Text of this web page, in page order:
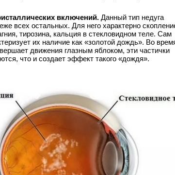
включений. Данный тип недуга
всех остальных. Для него характерно
тирозина, кальция в стекловидном теле. Сам
их наличие как «золотой дождь». Во
движения глазным яблоком, эти частички
что и создает эффект такого «дождя».